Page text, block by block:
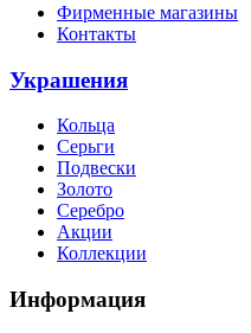
Фирменные магазины
Контакты
Украшения
Кольца
Серьги
Подвески
Золото
Серебро
Акции
Коллекции
Информация